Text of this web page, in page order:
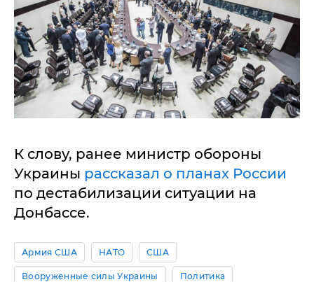
К слову, ранее министр обороны
Украины рассказал о планах России
по дестабилизации ситуации на
Донбассе.
Армия США НАТО США
Вооруженные силы Украины Политика